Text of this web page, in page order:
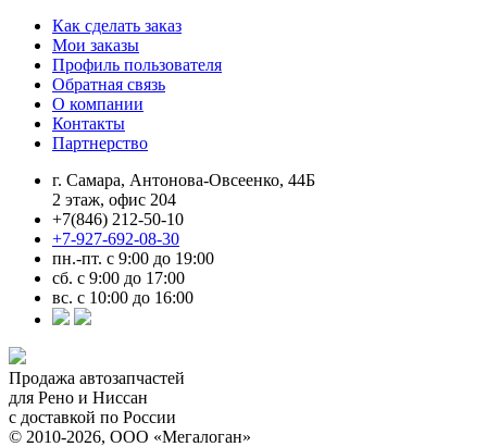
Как сделать заказ
Мои заказы
Профиль пользователя
Обратная связь
О компании
Контакты
Партнерство
г. Самара, Антонова-Овсеенко, 44Б
2 этаж, офис 204
+7(846) 212-50-10
+7-927-692-08-30
пн.-пт. с 9:00 до 19:00
сб. с 9:00 до 17:00
вс. с 10:00 до 16:00
Продажа автозапчастей
для Рено и Ниссан
с доставкой по России
© 2010-2026, ООО «Мегалоган»